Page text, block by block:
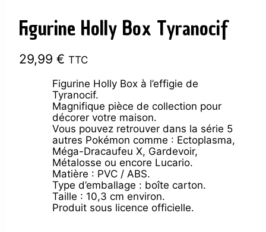
Figurine Holly Box Tyranocif
29,99 € TTC
Figurine Holly Box à l’effigie de
Tyranocif.
Magnifique pièce de collection pour
décorer votre maison.
Vous pouvez retrouver dans la série 5
autres Pokémon comme : Ectoplasma,
Méga-Dracaufeu X, Gardevoir,
Métalosse ou encore Lucario.
Matière : PVC / ABS.
Type d’emballage : boîte carton.
Taille : 10,3 cm environ.
Produit sous licence officielle.